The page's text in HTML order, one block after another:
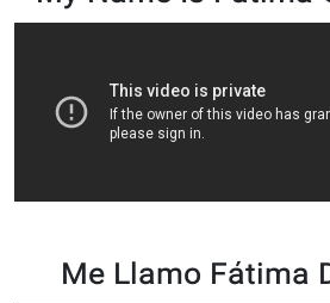
Me Llamo Fátima